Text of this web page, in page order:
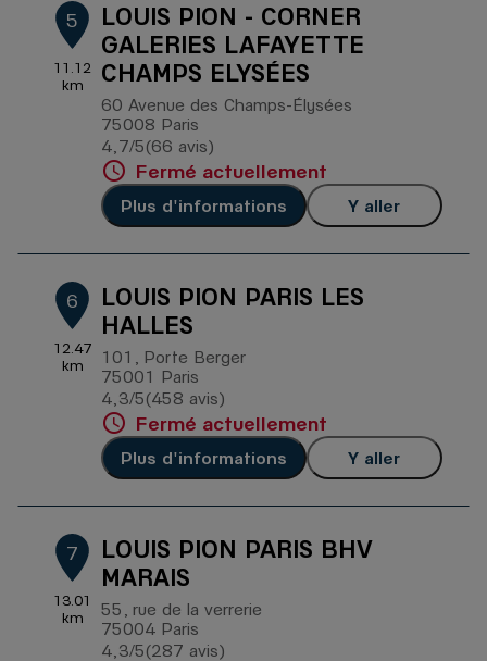
5
11.12
km
LOUIS PION - CORNER
GALERIES LAFAYETTE
CHAMPS ELYSÉES
60 Avenue des Champs-Élysées
75008 Paris
4,7/5 Note de 4.7 sur 5
(66 avis)
Fermé actuellement
Plus d'informations Y aller
6
12.47
km
LOUIS PION PARIS LES
HALLES
101, Porte Berger
75001 Paris
4,3/5 Note de 4.3 sur 5
(458 avis)
Fermé actuellement
Plus d'informations Y aller
7
13.01
km
LOUIS PION PARIS BHV
MARAIS
55, rue de la verrerie
75004 Paris
4,3/5 Note de 4.3 sur 5
(287 avis)